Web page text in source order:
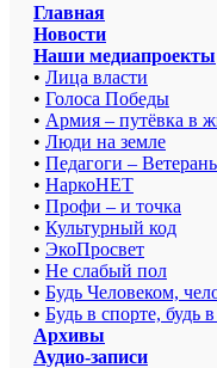
Главная
Новости
Наши медиапроекты
• Лица власти
• Голоса Победы
• Армия – путёвка в
• Люди на земле
• Педагоги –
• НаркоНЕТ
• Профи – и точка
• Культурный код
• ЭкоПросвет
• Не слабый пол
• Будь Человеком,
• Будь в спорте, будь
Архивы
Аудио-записи